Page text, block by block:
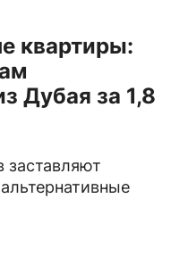
квартиры:
Дубая за 1,8